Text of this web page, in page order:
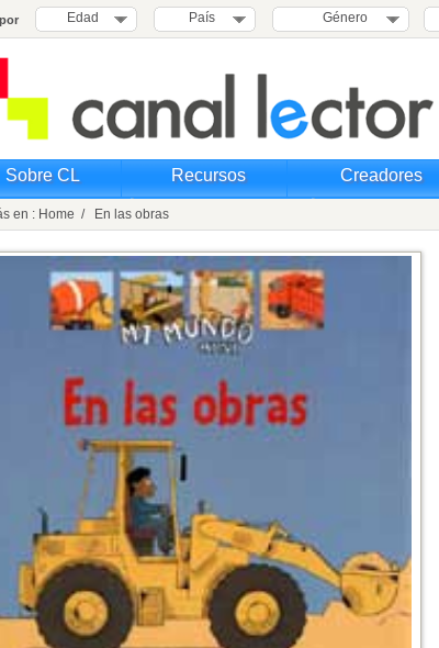
Edad País Género
Sobre CL Recursos Creadores
en : Home / En las obras